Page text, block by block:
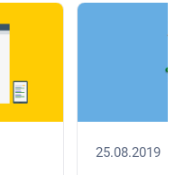
25.08.2019